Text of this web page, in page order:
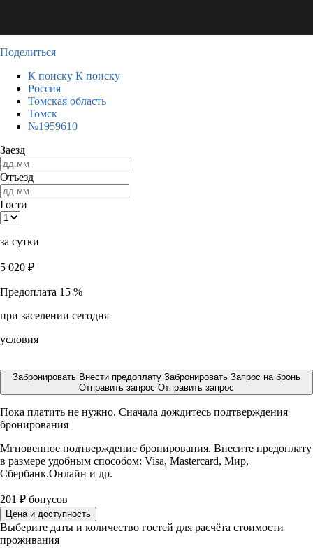
Поделиться
К поиску К поиску
Россия
Томская область
Томск
№1959610
Заезд
Отъезд
Гости
за сутки
5 020 ₽
Предоплата 15 %
при заселении сегодня
условия
Забронировать Внести предоплату Забронировать Запрос на бронь
Отправить запрос Отправить запрос
Пока платить не нужно. Сначала дождитесь подтверждения
бронирования
Мгновенное подтверждение бронирования. Внесите предоплату
в размере удобным способом: Visa, Mastercard, Мир,
Сбербанк.Онлайн и др.
201 ₽ бонусов
Цена и доступность
Выберите даты и количество гостей для расчёта стоимости
проживания